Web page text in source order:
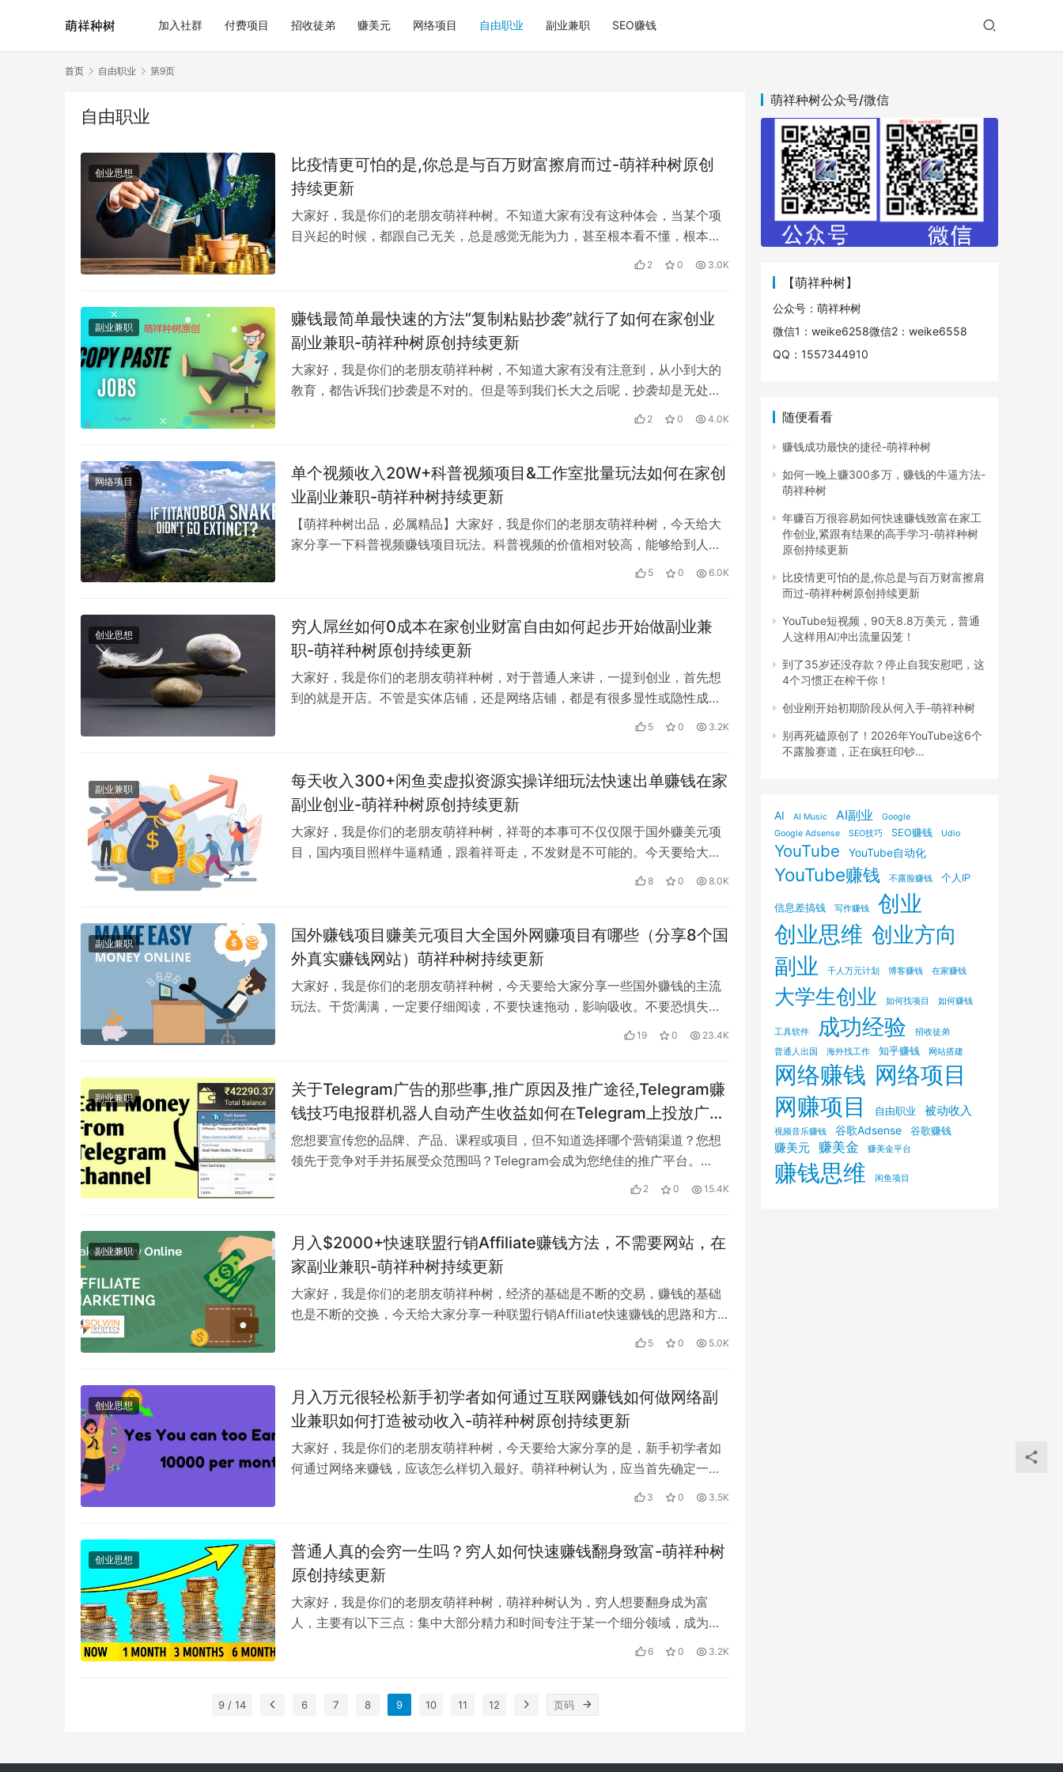
加入社群 付费项目 招收徒弟 赚美元 网络项目 自由职业 副业兼职 SEO赚钱
首页 自由职业 第9页
自由职业
创业思想
比疫情更可怕的是,你总是与百万财富擦肩而过-萌祥种树原创
持续更新
大家好，我是你们的老朋友萌祥种树。不知道大家有没有这种体会，当某个项
目兴起的时候，都跟自己无关，总是感觉无能为力，甚至根本看不懂，根本不
2 0 3.0K
副业兼职
赚钱最简单最快速的方法”复制粘贴抄袭”就行了如何在家创业
副业兼职-萌祥种树原创持续更新
大家好，我是你们的老朋友萌祥种树，不知道大家有没有注意到，从小到大的
教育，都告诉我们抄袭是不对的。但是等到我们长大之后呢，抄袭却是无处不
2 0 4.0K
网络项目
单个视频收入20W+科普视频项目&工作室批量玩法如何在家创
业副业兼职-萌祥种树持续更新
【萌祥种树出品，必属精品】大家好，我是你们的老朋友萌祥种树，今天给大
家分享一下科普视频赚钱项目玩法。科普视频的价值相对较高，能够给到人知
5 0 6.0K
创业思想
穷人屌丝如何0成本在家创业财富自由如何起步开始做副业兼
职-萌祥种树原创持续更新
大家好，我是你们的老朋友萌祥种树，对于普通人来讲，一提到创业，首先想
到的就是开店。不管是实体店铺，还是网络店铺，都是有很多显性或隐性成本
5 0 3.2K
副业兼职
每天收入300+闲鱼卖虚拟资源实操详细玩法快速出单赚钱在家
副业创业-萌祥种树原创持续更新
大家好，我是你们的老朋友萌祥种树，祥哥的本事可不仅仅限于国外赚美元项
目，国内项目照样牛逼精通，跟着祥哥走，不发财是不可能的。今天要给大家
8 0 8.0K
副业兼职
国外赚钱项目赚美元项目大全国外网赚项目有哪些（分享8个国
外真实赚钱网站）萌祥种树持续更新
大家好，我是你们的老朋友萌祥种树，今天要给大家分享一些国外赚钱的主流
玩法。干货满满，一定要仔细阅读，不要快速拖动，影响吸收。不要恐惧失业
19 0 23.4K
副业兼职
关于Telegram广告的那些事,推广原因及推广途径,Telegram赚
钱技巧电报群机器人自动产生收益如何在Telegram上投放广告
技巧如何用电报打造被动收入适合外贸业务跨境电商-萌祥种树
您想要宣传您的品牌、产品、课程或项目，但不知道选择哪个营销渠道？您想
领先于竞争对手并拓展受众范围吗？Telegram会成为您绝佳的推广平台。
2 0 15.4K
副业兼职
月入$2000+快速联盟行销Affiliate赚钱方法，不需要网站，在
家副业兼职-萌祥种树持续更新
大家好，我是你们的老朋友萌祥种树，经济的基础是不断的交易，赚钱的基础
也是不断的交换，今天给大家分享一种联盟行销Affiliate快速赚钱的思路和方
5 0 5.0K
创业思想
月入万元很轻松新手初学者如何通过互联网赚钱如何做网络副
业兼职如何打造被动收入-萌祥种树原创持续更新
大家好，我是你们的老朋友萌祥种树，今天要给大家分享的是，新手初学者如
何通过网络来赚钱，应该怎么样切入最好。萌祥种树认为，应当首先确定一个
3 0 3.5K
创业思想
普通人真的会穷一生吗？穷人如何快速赚钱翻身致富-萌祥种树
原创持续更新
大家好，我是你们的老朋友萌祥种树，萌祥种树认为，穷人想要翻身成为富
人，主要有以下三点：集中大部分精力和时间专注于某一个细分领域，成为该
6 0 3.2K
9 / 14 6 7 8 9 10 11 12
萌祥种树公众号/微信
【萌祥种树】
公众号：萌祥种树
微信1：weike6258微信2：weike6558
QQ：1557344910
随便看看
赚钱成功最快的捷径-萌祥种树
如何一晚上赚300多万，赚钱的牛逼方法-
萌祥种树
年赚百万很容易如何快速赚钱致富在家工
作创业,紧跟有结果的高手学习-萌祥种树
原创持续更新
比疫情更可怕的是,你总是与百万财富擦肩
而过-萌祥种树原创持续更新
YouTube短视频，90天8.8万美元，普通
人这样用AI冲出流量囚笼！
到了35岁还没存款？停止自我安慰吧，这
4个习惯正在榨干你！
创业刚开始初期阶段从何入手-萌祥种树
别再死磕原创了！2026年YouTube这6个
不露脸赛道，正在疯狂印钞…
AI AI Music AI副业
Google
Google Adsense
SEO技巧 SEO赚钱 Udio
YouTube YouTube自动化
YouTube赚钱 不露脸赚钱 个人IP
信息差搞钱 写作赚钱 创业
创业思维 创业方向
副业 千人万元计划 博客赚钱 在家赚钱
大学生创业 如何找项目 如何赚钱
工具软件 成功经验
招收徒弟
普通人出国
海外找工作 知乎赚钱 网站搭建
网络赚钱 网络项目
网赚项目
自由职业 被动收入
视频音乐赚钱 谷歌Adsense 谷歌赚钱
赚美元 赚美金 赚美金平台
赚钱思维 闲鱼项目